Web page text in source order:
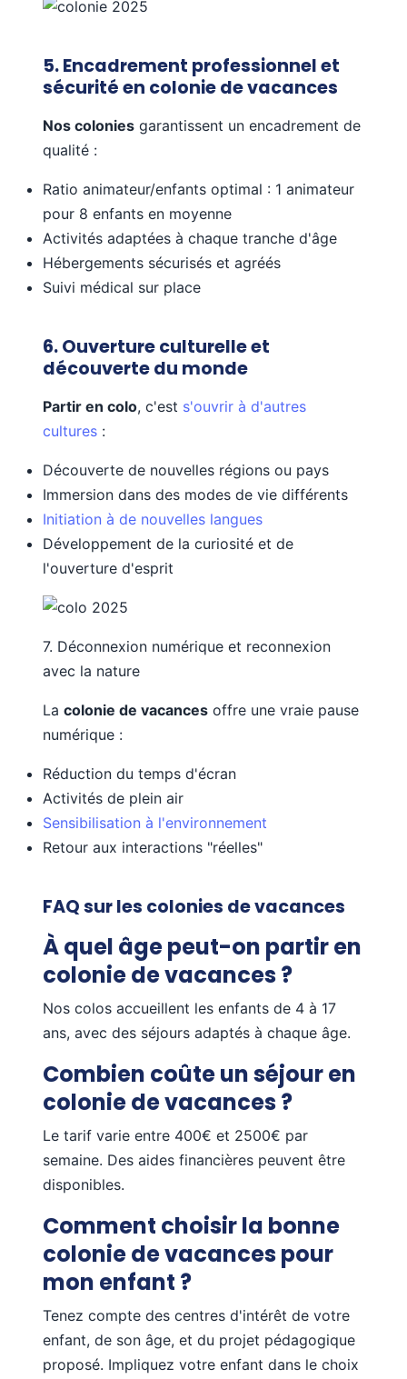
5. Encadrement professionnel et
sécurité en colonie de vacances
Nos colonies garantissent un encadrement de
qualité :
Ratio animateur/enfants optimal : 1 animateur
pour 8 enfants en moyenne
Activités adaptées à chaque tranche d'âge
Hébergements sécurisés et agréés
Suivi médical sur place
6. Ouverture culturelle et
découverte du monde
Partir en colo, c'est s'ouvrir à d'autres
cultures :
Découverte de nouvelles régions ou pays
Immersion dans des modes de vie différents
Initiation à de nouvelles langues
Développement de la curiosité et de
l'ouverture d'esprit
7. Déconnexion numérique et reconnexion
avec la nature
La colonie de vacances offre une vraie pause
numérique :
Réduction du temps d'écran
Activités de plein air
Sensibilisation à l'environnement
Retour aux interactions "réelles"
FAQ sur les colonies de vacances
À quel âge peut-on partir en
colonie de vacances ?
Nos colos accueillent les enfants de 4 à 17
ans, avec des séjours adaptés à chaque âge.
Combien coûte un séjour en
colonie de vacances ?
Le tarif varie entre 400€ et 2500€ par
semaine. Des aides financières peuvent être
disponibles.
Comment choisir la bonne
colonie de vacances pour
mon enfant ?
Tenez compte des centres d'intérêt de votre
enfant, de son âge, et du projet pédagogique
proposé. Impliquez votre enfant dans le choix